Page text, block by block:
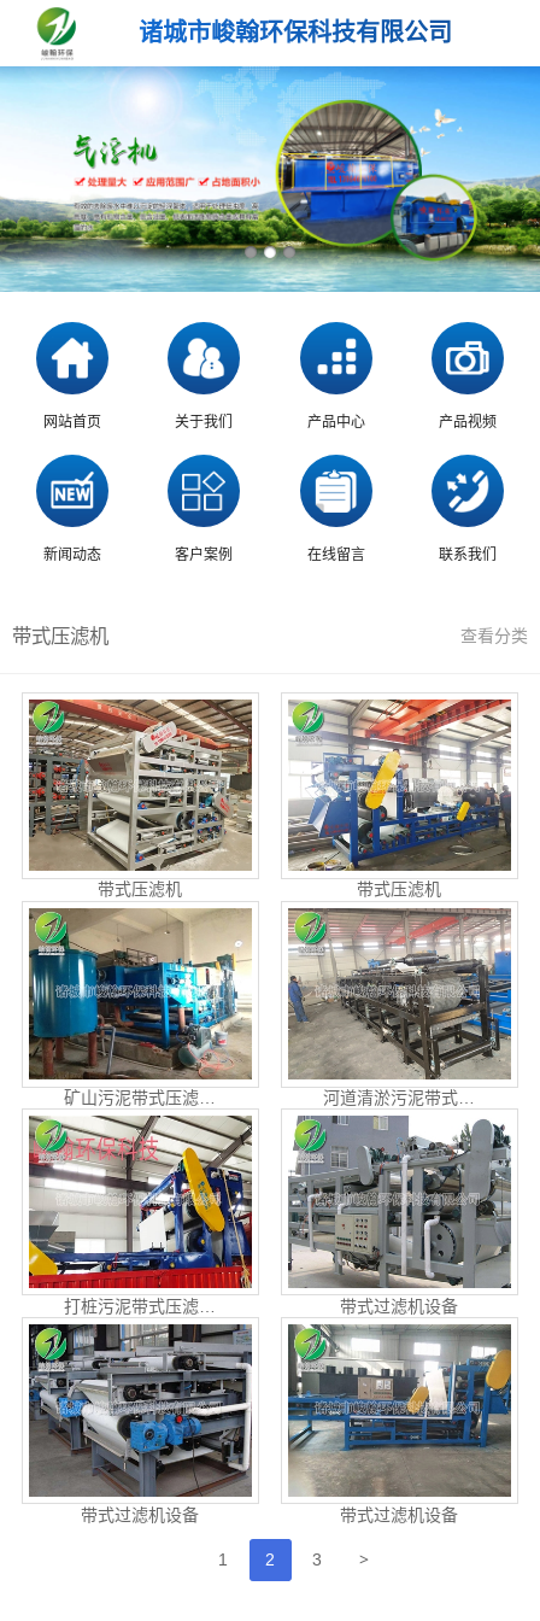
诸城市峻翰环保科技有限公司
网站首页 关于我们 产品中心 产品视频
新闻动态 客户案例 在线留言 联系我们
带式压滤机 查看分类
带式压滤机 带式压滤机
矿山污泥带式压滤… 河道清淤污泥带式…
打桩污泥带式压滤… 带式过滤机设备
带式过滤机设备 带式过滤机设备
1 2 3 >